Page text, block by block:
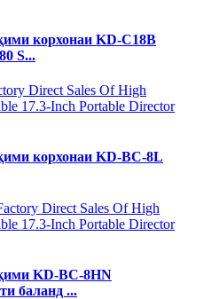
корхонаи KD-C18B
S...
корхонаи KD-BC-8L
KD-BC-8HN
баланд ...